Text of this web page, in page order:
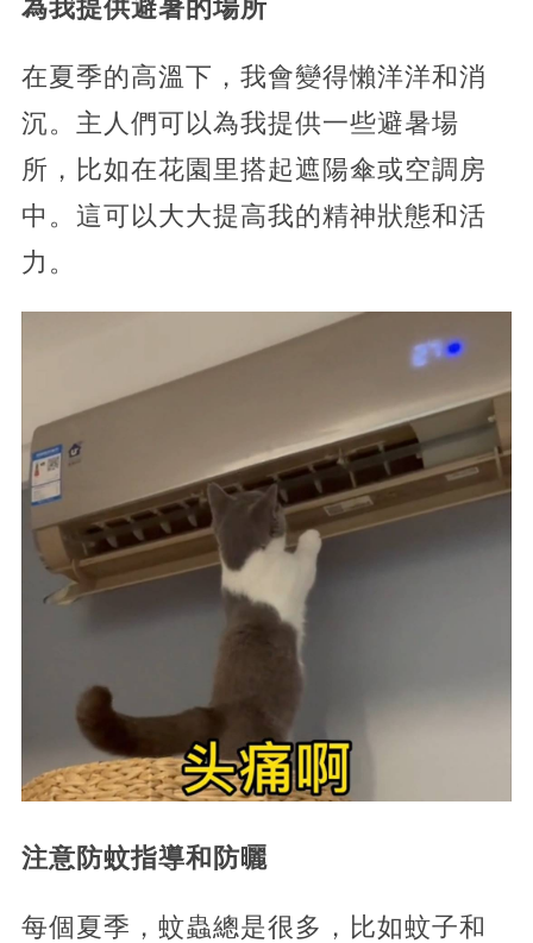
為我提供避暑的場所
在夏季的高溫下，我會變得懶洋洋和消
沉。主人們可以為我提供一些避暑場
所，比如在花園里搭起遮陽傘或空調房
中。這可以大大提高我的精神狀態和活
力。
注意防蚊指導和防曬
每個夏季，蚊蟲總是很多，比如蚊子和